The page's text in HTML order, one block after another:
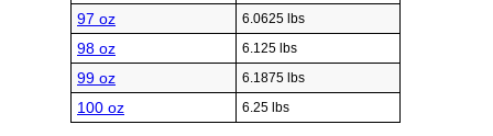
97 oz 6.0625 lbs
98 oz 6.125 lbs
99 oz 6.1875 lbs
100 oz 6.25 lbs